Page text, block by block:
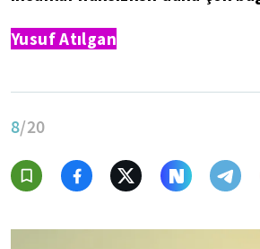
Yusuf Atılgan
8/20